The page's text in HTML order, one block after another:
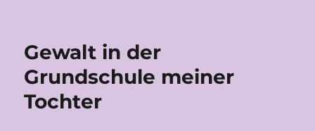
Gewalt in der
Grundschule meiner
Tochter